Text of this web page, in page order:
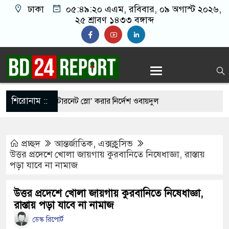
ঢাকা ০৫:৪৯:২১ এএম, রবিবার, ০৯ অগাস্ট ২০২৬,
২৫ শ্রাবণ ১৪৩৩ বঙ্গাব্দ
শিরোনাম ::
পলককে ‘ইন্টারনেট স্লো’ করার নির্দেশ ওবায়দুল
স্লো করে দিতে বললে-পলক বলেন, নেত্রীর
নেই
৬ মন্ত্রী-প্রতিমন্ত্রী
শিকার হয়ে দেশে ফিরেছেন ৭০ হাজার নারী কর্মী
প্রচ্ছদ আন্তর্জাতিক, এক্সক্লুসিভ
উত্তর প্রদেশে খোলা জায়গায় কুরবানিতে নিষেধাজ্ঞা, রাস্তায়
পড়া যাবে না নামাজ
উত্তর প্রদেশে খোলা জায়গায় কুরবানিতে নিষেধাজ্ঞা,
রাস্তায় পড়া যাবে না নামাজ
ডেস্ক রিপোর্ট